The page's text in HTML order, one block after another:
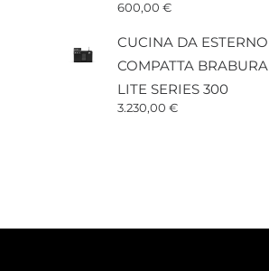
600,00 €
CUCINA DA ESTERNO
COMPATTA BRABURA
LITE SERIES 300
3.230,00 €